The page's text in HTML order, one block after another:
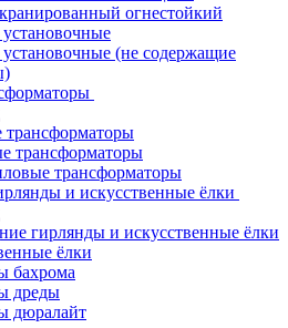
огнестойкий
(не содержащие
трансформаторы
трансформаторы
и искусственные ёлки
гирлянды и искусственные ёлки
ёлки
бахрома
дреды
дюралайт